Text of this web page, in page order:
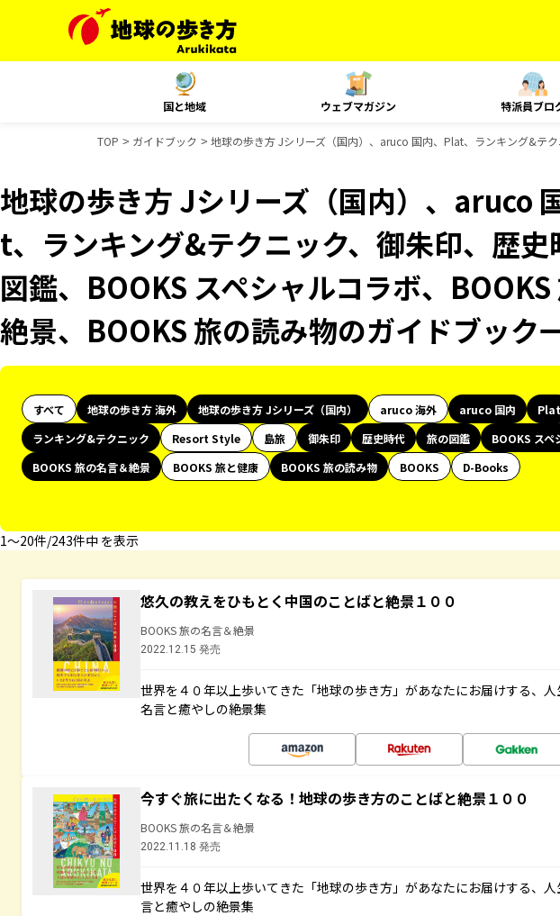
国と地域 ウェブマガジン 特派員ブロ
TOP ガイドブック 地球の歩き方 Jシリーズ（国内）、aruco 国内、Plat、ランキング&テ
地球の歩き方 Jシリーズ（国内）、aruco
t、ランキング&テクニック、御朱印、歴史
図鑑、BOOKS スペシャルコラボ、BOOKS
絶景、BOOKS 旅の読み物のガイドブック
すべて 地球の歩き方 海外 地球の歩き方 Jシリーズ（国内） aruco 海外 aruco 国内
Plat
ランキング&テクニック
Resort Style 島旅 御朱印 歴史時代 旅の図鑑
BOOKS スペ
BOOKS 旅の名言＆絶景
BOOKS 旅と健康 BOOKS 旅の読み物 BOOKS
D-Books
1〜20件/243件中 を表示
悠久の教えをひもとく中国のことばと絶景１００
BOOKS 旅の名言＆絶景
2022.12.15 発売
世界を４０年以上歩いてきた「地球の歩き方」があなたにお届けする、
名言と癒やしの絶景集
今すぐ旅に出たくなる！地球の歩き方のことばと絶景１００
BOOKS 旅の名言＆絶景
2022.11.18 発売
世界を４０年以上歩いてきた「地球の歩き方」があなたにお届けする、
言と癒やしの絶景集